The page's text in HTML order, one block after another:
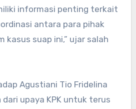
informasi penting terkait
antara para pihak
kasus suap ini,” ujar salah
Agustiani Tio Fridelina
upaya KPK untuk terus